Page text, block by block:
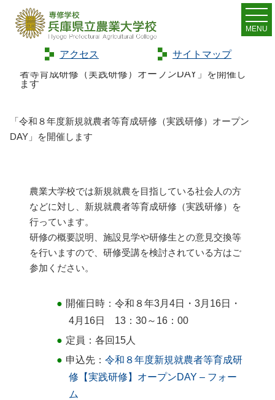
アクセス サイトマップ
MENU
Home> お知らせ>
「令和８年度新規就農
者等育成研修（実践研修）オープンDAY」を開催し
ます
「令和８年度新規就農者等育成研修（実践研修）オープン
DAY」を開催します
農業大学校では新規就農を目指している社会人の方
などに対し、新規就農者等育成研修（実践研修）を
行っています。
研修の概要説明、施設見学や研修生との意見交換等
を行いますので、研修受講を検討されている方はご
参加ください。
開催日時：令和８年3月4日・3月16日・
4月16日 13：30～16：00
定員：各回15人
申込先： 令和８年度新規就農者等育成研
修【実践研修】オープンDAY – フォー
ム​